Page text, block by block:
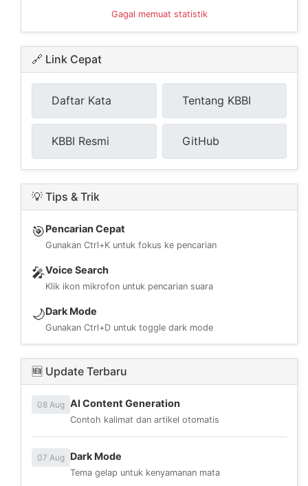
Gagal memuat statistik
🔗 Link Cepat
Daftar Kata Tentang KBBI
KBBI Resmi GitHub
💡 Tips & Trik
🎯Pencarian Cepat
Gunakan Ctrl+K untuk fokus ke pencarian
🎤Voice Search
Klik ikon mikrofon untuk pencarian suara
🌙Dark Mode
Gunakan Ctrl+D untuk toggle dark mode
🆕 Update Terbaru
08 Aug AI Content Generation
Contoh kalimat dan artikel otomatis
07 Aug Dark Mode
Tema gelap untuk kenyamanan mata